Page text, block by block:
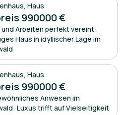
,Haus
990000 €
und Arbeiten perfekt vereint:
Haus in idyllischer Lage im
,Haus
990000 €
Anwesen im
Luxus trifft auf Vielseitigkeit